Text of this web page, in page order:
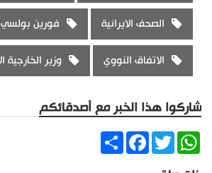
الصحف الايرانية فورين بولسي
الاتفاق النووي وزير الخارجية
شاركوا هذا الخبر مع أصدقائكم
ShareFacebookTwitter
WhatsApp